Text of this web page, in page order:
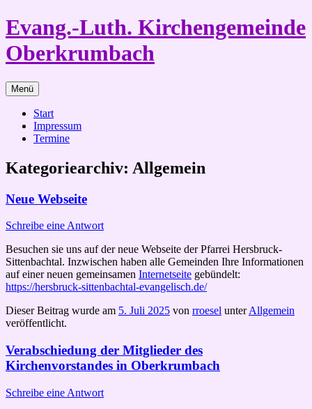
Zum
Inhalt
springen
Evang.-Luth. Kirchengemeinde
Oberkrumbach
Menü
Start
Impressum
Termine
Kategoriearchiv: Allgemein
Neue Webseite
Schreibe eine Antwort
Besuchen sie uns auf der neue Webseite der Pfarrei Hersbruck-
Sittenbachtal. Inzwischen haben alle Gemeinden Ihre Informationen
auf einer neuen gemeinsamen Internetseite gebündelt:
https://hersbruck-sittenbachtal-evangelisch.de/
Dieser Beitrag wurde am 5. Juli 2025 von rroesel unterAllgemein
veröffentlicht.
Verabschiedung der Mitglieder des
Kirchenvorstandes in Oberkrumbach
Schreibe eine Antwort